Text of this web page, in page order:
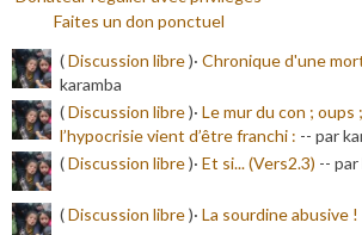
Faites un don ponctuel
(Discussion libre)· Chronique d'une
karamba
(Discussion libre)· Le mur du con ; oups
l’hypocrisie vient d’être franchi : -- par
(Discussion libre)· Et si... (Vers2.3) -- par
(Discussion libre)· La sourdine abusive !